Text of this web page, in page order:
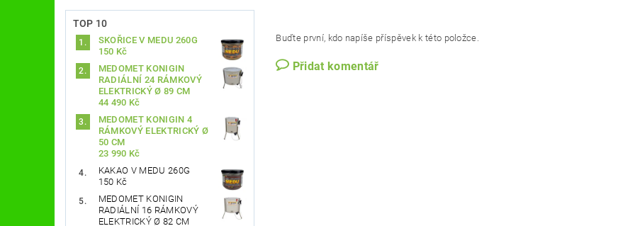
TOP 10
SKOŘICE V MEDU 260G
150 Kč
MEDOMET KONIGIN
RADIÁLNÍ 24 RÁMKOVÝ
ELEKTRICKÝ Ø 89 CM
44 490 Kč
MEDOMET KONIGIN 4
RÁMKOVÝ ELEKTRICKÝ Ø
50 CM
23 990 Kč
KAKAO V MEDU 260G
150 Kč
MEDOMET KONIGIN
RADIÁLNÍ 16 RÁMKOVÝ
ELEKTRICKÝ Ø 82 CM
Buďte první, kdo napíše příspěvek k této položce.
Přidat komentář